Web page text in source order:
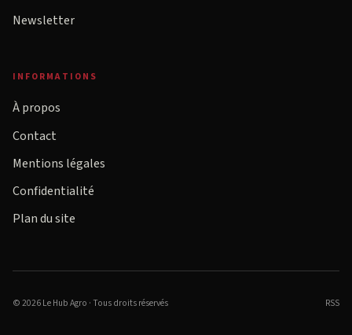
Newsletter
INFORMATIONS
À propos
Contact
Mentions légales
Confidentialité
Plan du site
© 2026 Le Hub Agro · Tous droits réservés RSS